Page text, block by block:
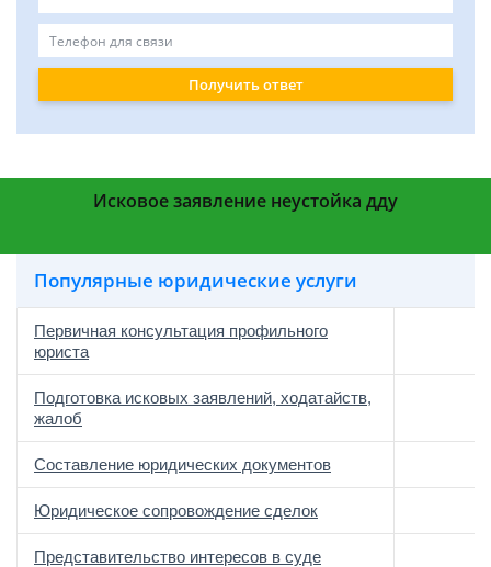
Получить ответ
Исковое заявление неустойка дду
Популярные юридические услуги
Первичная консультация профильного
юриста
Подготовка исковых заявлений, ходатайств,
жалоб
Составление юридических документов
Юридическое сопровождение сделок
Представительство интересов в суде